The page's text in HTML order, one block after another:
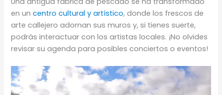
en uncentro cultural y artístico, donde los frescos de
arte callejero adornan sus muros y, si tienes suerte,
podrás interactuar con los artistas locales. ¡No olvides
revisar su agenda para posibles conciertos o eventos!